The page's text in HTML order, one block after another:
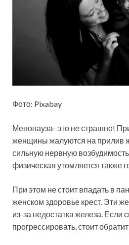
Фото: Pixabay
Менопауза- это не страшно!
женщины жалуются на прилив
сильную нервную
физическая утомляется также
При этом не стоит впадать в
женском здоровье крест. Эти
из-за недостатка железа.
прогрессировать, стоит